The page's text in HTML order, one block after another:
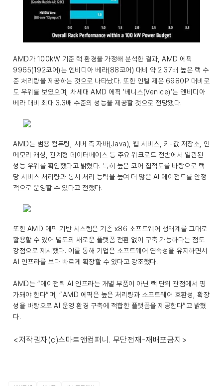
AMD가 100kW 기준 랙 환경을 가정해 분석한 결과, AMD 에픽
9965(192코어)는 엔비디아 베라(88코어) 대비 약 2.37배 높은 랙 수
준 처리량을 제공하는 것으로 나타났다. 또한 인텔 제온 6980P 대비로
도 우위를 보였으며, 차세대 AMD 에픽 ’베니스(Venice)’는 엔비디아
베라 대비 최대 3.3배 수준의 성능을 제공할 것으로 전망됐다.
AMD는 범용 컴퓨팅, 서버 측 자바(Java), 웹 서비스, 키-값 저장소, 인
메모리 캐싱, 관계형 데이터베이스 등 주요 워크로드 전반에서 일관된
성능 우위를 확인했다고 밝혔다. 특히 높은 코어 집적도를 바탕으로 랙
당 서비스 처리량과 동시 처리 능력을 높여 더 많은 AI 에이전트를 안정
적으로 운영할 수 있다고 전했다.
또한 AMD 에픽 기반 시스템은 기존 x86 소프트웨어 생태계를 그대로
활용할 수 있어 별도의 새로운 플랫폼 전환 없이 구축 가능하다는 점도
강점으로 제시했다. 이를 통해 기업은 소프트웨어 연속성을 유지하면서
AI 인프라를 보다 빠르게 확장할 수 있다고 강조했다.
AMD는 “에이전틱 AI 인프라는 개별 부품이 아닌 랙 단위 관점에서 평
가돼야 한다”며, “AMD 에픽은 높은 처리량과 소프트웨어 호환성, 확장
성을 바탕으로 AI 운영 환경 구축에 적합한 플랫폼을 제공한다”고 밝혔
다.
<저작권자(c)스마트앤컴퍼니. 무단전재-재배포금지>